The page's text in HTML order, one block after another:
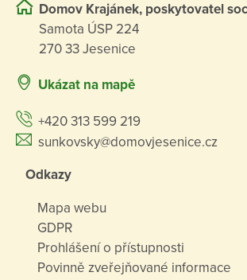
Domov Krajánek, poskytovatel
Samota ÚSP 224
270 33 Jesenice
Ukázat na mapě
+420 313 599 219
sunkovsky@domovjesenice.cz
Odkazy
Mapa webu
GDPR
Prohlášení o přístupnosti
Povinně zveřejňované informace